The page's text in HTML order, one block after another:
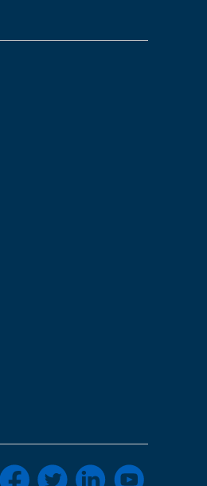
socials_facebook
socials_twittersocials_linkedinsocials_youtube